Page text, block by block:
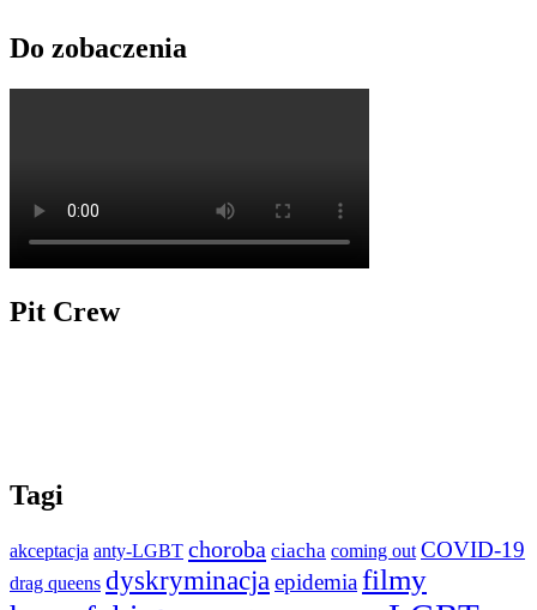
Do zobaczenia
Pit Crew
Tagi
akceptacja anty-LGBT choroba ciacha coming out COVID-19
drag queens dyskryminacjaepidemiafilmy